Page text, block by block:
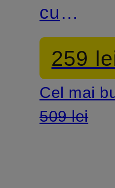
cu
mâneci
3/4259
Cel mai
509 lei